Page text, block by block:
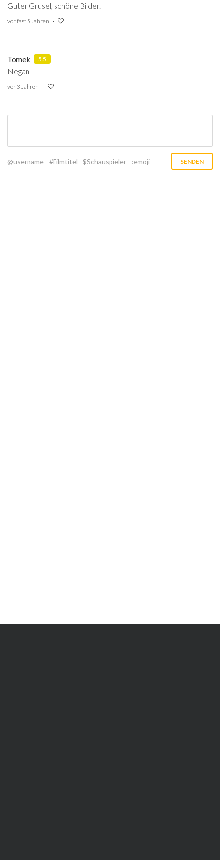
Guter Grusel, schöne Bilder.
vor fast 5 Jahren
Tomek 5.5
Negan
vor 3 Jahren
@username #Filmtitel $Schauspieler :emoji